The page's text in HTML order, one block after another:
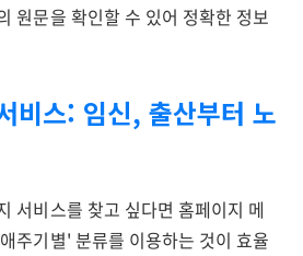
원문을 확인할 수 있어 정확한 정보
비스: 임신, 출산부터 노
서비스를 찾고 싶다면 홈페이지 메
주기별' 분류를 이용하는 것이 효율